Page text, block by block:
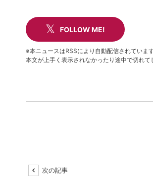
FOLLOW ME!
※本ニュースはRSSにより自動配信されています
本文が上手く表示されなかったり途中で切れて
次の記事